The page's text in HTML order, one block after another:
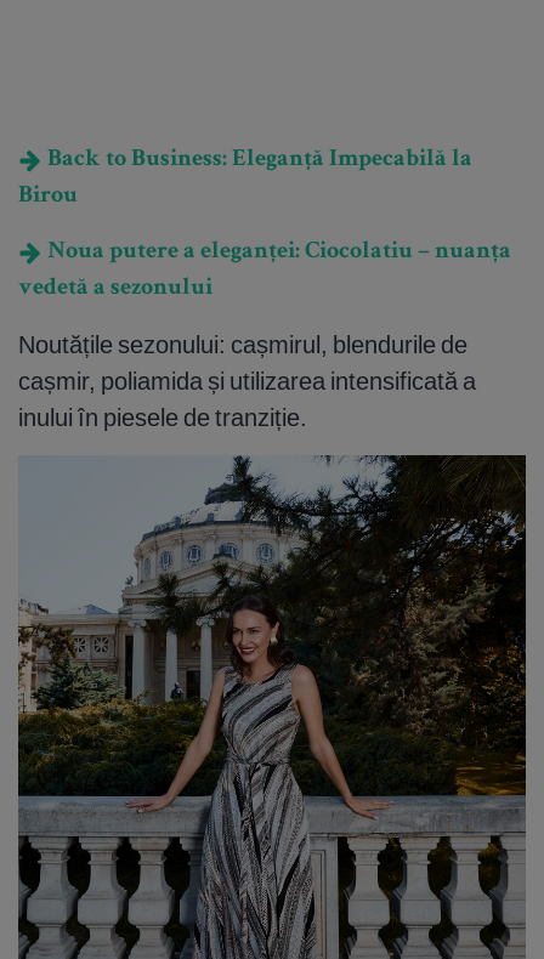
Back to Business: Eleganță Impecabilă la
Birou
Noua putere a eleganței: Ciocolatiu – nuanța
vedetă a sezonului
Noutățile sezonului: cașmirul, blendurile de
cașmir, poliamida și utilizarea intensificată a
inului în piesele de tranziție.